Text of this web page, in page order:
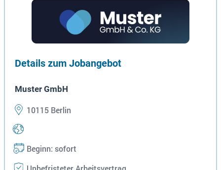
Details zum Jobangebot
Muster GmbH
10115 Berlin
Beginn: sofort